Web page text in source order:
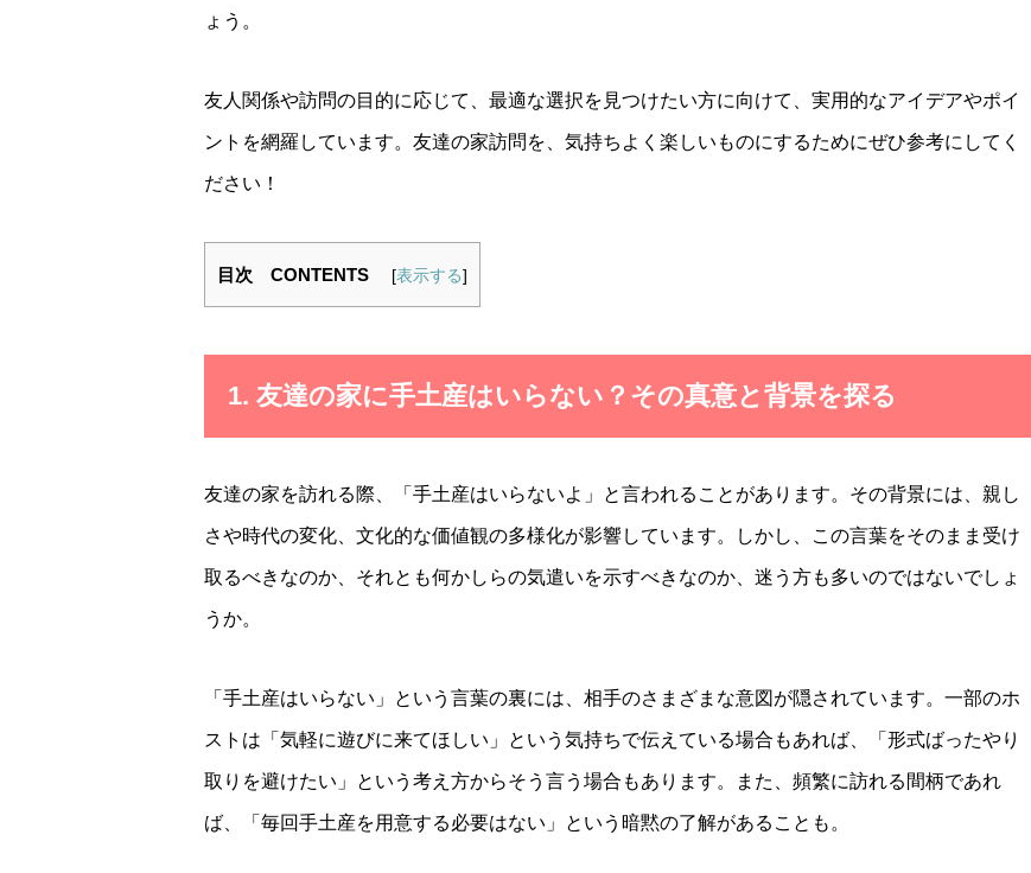
ょう。
友人関係や訪問の目的に応じて、最適な選択を見つけたい方に向けて、実用的なアイデアやポイ
ントを網羅しています。友達の家訪問を、気持ちよく楽しいものにするためにぜひ参考にしてく
ださい！
目次 CONTENTS [表示する]
1. 友達の家に手土産はいらない？その真意と背景を探る
友達の家を訪れる際、「手土産はいらないよ」と言われることがあります。その背景には、親し
さや時代の変化、文化的な価値観の多様化が影響しています。しかし、この言葉をそのまま受け
取るべきなのか、それとも何かしらの気遣いを示すべきなのか、迷う方も多いのではないでしょ
うか。
「手土産はいらない」という言葉の裏には、相手のさまざまな意図が隠されています。一部のホ
ストは「気軽に遊びに来てほしい」という気持ちで伝えている場合もあれば、「形式ばったやり
取りを避けたい」という考え方からそう言う場合もあります。また、頻繁に訪れる間柄であれ
ば、「毎回手土産を用意する必要はない」という暗黙の了解があることも。